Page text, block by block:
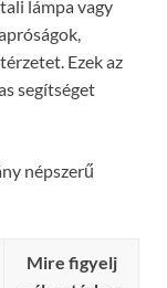
lámpa vagy
Ezek az
segítséget
népszerű
Mire figyelj